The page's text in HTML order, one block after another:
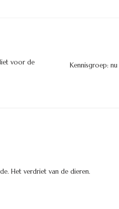
voor de
Kennisgroep:
Het verdriet van de dieren.